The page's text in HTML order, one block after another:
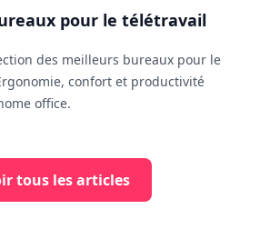
pour le télétravail
des meilleurs bureaux pour le
confort et productivité
home office.
tous les articles